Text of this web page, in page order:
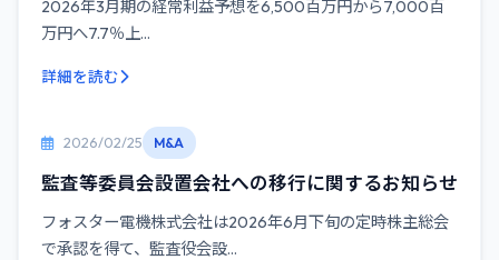
2026年3月期の経常利益予想を6,500百万円から7,000百
万円へ7.7％上...
詳細を読む
2026/02/25 M&A
監査等委員会設置会社への移行に関するお知らせ
フォスター電機株式会社は2026年6月下旬の定時株主総会
で承認を得て、監査役会設...